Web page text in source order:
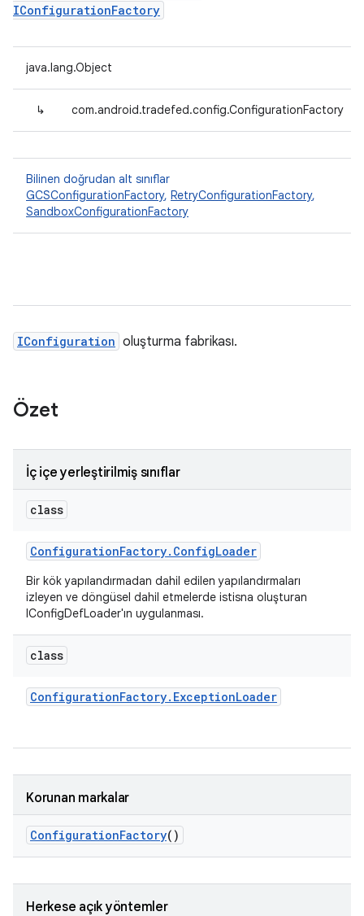
IConfigurationFactory
java.lang.Object
↳ com.android.tradefed.config.ConfigurationFactory
Bilinen doğrudan alt sınıflar
GCSConfigurationFactory, RetryConfigurationFactory,
SandboxConfigurationFactory
IConfiguration oluşturma fabrikası.
Özet
İç içe yerleştirilmiş sınıflar
class
ConfigurationFactory. ConfigLoader
Bir kök yapılandırmadan dahil edilen yapılandırmaları
izleyen ve döngüsel dahil etmelerde istisna oluşturan
IConfigDefLoader'ın uygulanması.
class
ConfigurationFactory. ExceptionLoader
Korunan markalar
ConfigurationFactory()
Herkese açık yöntemler